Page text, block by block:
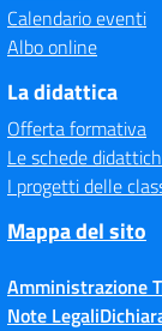
Calendario eventi
Albo online
La didattica
Offerta formativa
Le schede
I progetti delle
Mappa del sito
Amministrazione
Note Legali